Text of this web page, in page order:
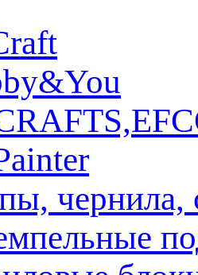
чернила,